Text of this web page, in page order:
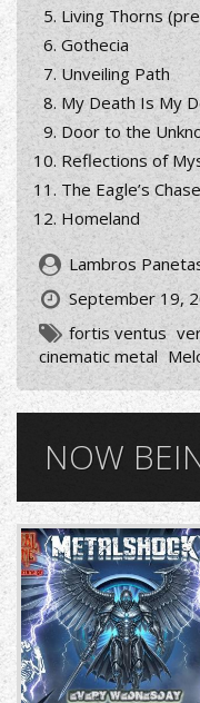
Living Thorns
Gothecia
Unveiling Path
My Death Is My
Door to the
Reflections of
The Eagle’s Chase
Homeland
Lambros
September 19,
fortis ventus
cinematic metal
NOW